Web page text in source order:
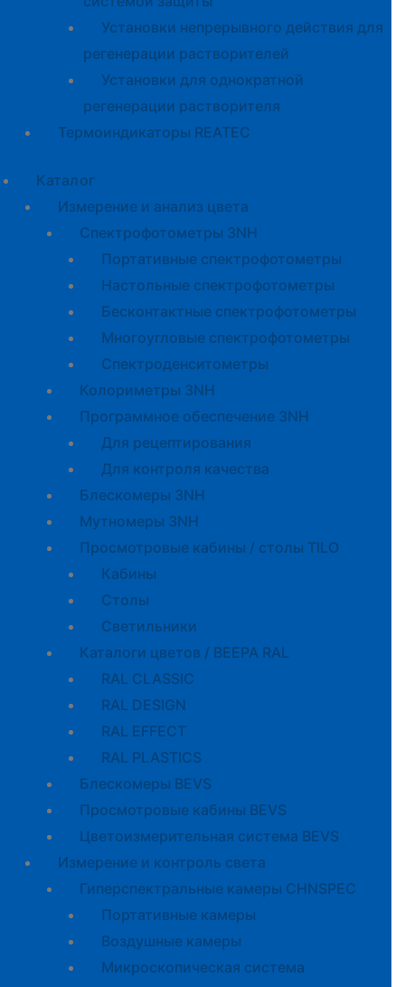
Установки непрерывного действия для
регенерации растворителей
Установки для однократной
регенерации растворителя
Термоиндикаторы REATEC
Каталог
Измерение и анализ цвета
Спектрофотометры 3NH
Портативные спектрофотометры
Настольные спектрофотометры
Бесконтактные спектрофотометры
Многоугловые спектрофотометры
Спектроденситометры
Колориметры 3NH
Программное обеспечение 3NH
Для рецептирования
Для контроля качества
Блескомеры 3NH
Мутномеры 3NH
Просмотровые кабины / столы TILO
Кабины
Cтолы
Светильники
Каталоги цветов / BEEPA RAL
RAL CLASSIC
RAL DESIGN
RAL EFFECT
RAL PLASTICS
Блескомеры BEVS
Просмотровые кабины BEVS
Цветоизмерительная система BEVS
Измерение и контроль света
Гиперспектральные камеры CHNSPEC
Портативные камеры
Воздушные камеры
Микроскопическая система